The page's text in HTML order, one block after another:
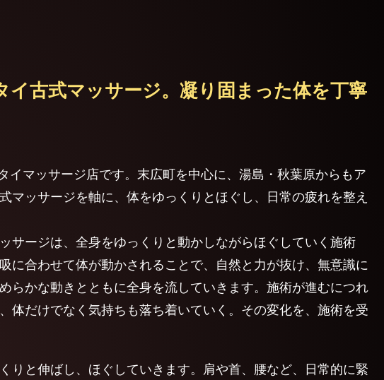
イ古式マッサージ。凝り固まった体を丁寧
マッサージ店です。末広町を中心に、湯島・秋葉原からもア
ッサージを軸に、体をゆっくりとほぐし、日常の疲れを整え
サージは、全身をゆっくりと動かしながらほぐしていく施術
に合わせて体が動かされることで、自然と力が抜け、無意識に
らかな動きとともに全身を流していきます。施術が進むにつれ
体だけでなく気持ちも落ち着いていく。その変化を、施術を受
りと伸ばし、ほぐしていきます。肩や首、腰など、日常的に緊